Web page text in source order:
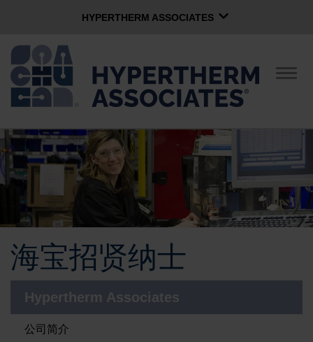
HYPERTHERM ASSOCIATES
Hypertherm海宝等离子
OMAX 水刀
切
中文 (简体)
公司简介
企业文化
社区服务
品牌
海宝招贤纳士
Hypertherm Associates
公司简介